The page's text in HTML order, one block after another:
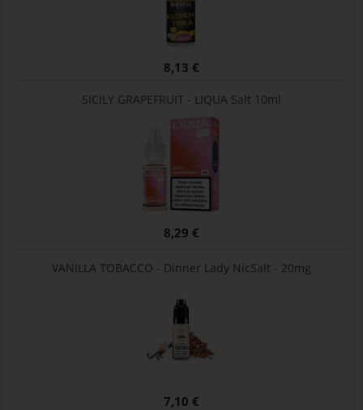
8,13 €
SICILY GRAPEFRUIT - LIQUA Salt 10ml
8,29 €
VANILLA TOBACCO - Dinner Lady NicSalt - 20mg
7,10 €